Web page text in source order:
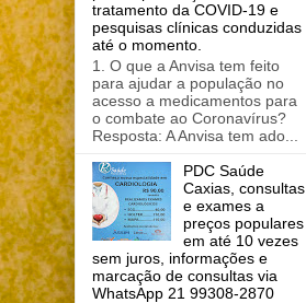
tratamento da COVID-19 e
pesquisas clínicas conduzidas
até o momento.
1. O que a Anvisa tem feito
para ajudar a população no
acesso a medicamentos para
o combate ao Coronavírus?
Resposta: A Anvisa tem ado...
PDC Saúde
Caxias, consultas
e exames a
preços populares
em até 10 vezes
sem juros, informações e
marcação de consultas via
WhatsApp 21 99308-2870